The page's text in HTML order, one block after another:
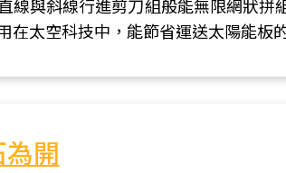
線與斜線行進剪刀組般能無限網狀拼
在太空科技中，能節省運送太陽能板
開